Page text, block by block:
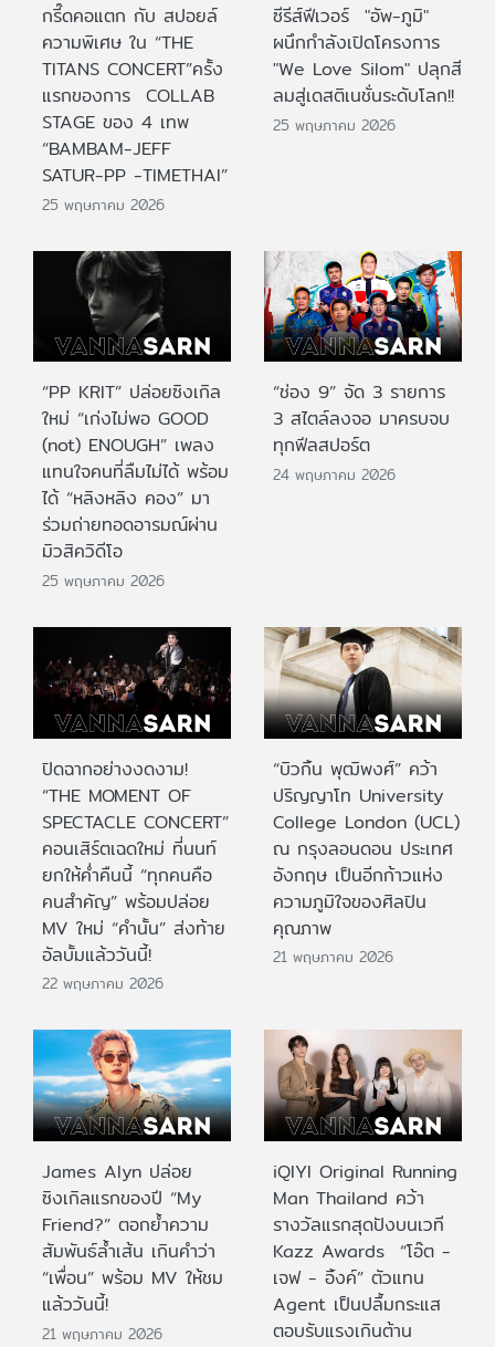
กรี๊ดคอแตก กับ สปอยล์
ความพิเศษ ใน “THE
TITANS CONCERT”ครั้ง
แรกของการ COLLAB
STAGE ของ 4 เทพ
“BAMBAM-JEFF
SATUR-PP -TIMETHAI”
25 พฤษภาคม 2026
ซีรีส์ฟีเวอร์ "อัพ-ภูมิ"
ผนึกกำลังเปิดโครงการ
"We Love Silom" ปลุกสี
ลมสู่เดสติเนชั่นระดับโลก!!
25 พฤษภาคม 2026
“PP KRIT” ปล่อยซิงเกิล
ใหม่ “เก่งไม่พอ GOOD
(not) ENOUGH” เพลง
แทนใจคนที่ลืมไม่ได้ พร้อม
ได้ “หลิงหลิง คอง” มา
ร่วมถ่ายทอดอารมณ์ผ่าน
มิวสิควิดีโอ
25 พฤษภาคม 2026
“ช่อง 9” จัด 3 รายการ
3 สไตล์ลงจอ มาครบจบ
ทุกฟีลสปอร์ต
24 พฤษภาคม 2026
ปิดฉากอย่างงดงาม!
“THE MOMENT OF
SPECTACLE CONCERT”
คอนเสิร์ตเฉดใหม่ ที่นนท์
ยกให้ค่ำคืนนี้ “ทุกคนคือ
คนสำคัญ” พร้อมปล่อย
MV ใหม่ “คำนั้น” ส่งท้าย
อัลบั้มแล้ววันนี้!
22 พฤษภาคม 2026
“บิวกิ้น พุฒิพงศ์” คว้า
ปริญญาโท University
College London (UCL)
ณ กรุงลอนดอน ประเทศ
อังกฤษ เป็นอีกก้าวแห่ง
ความภูมิใจของศิลปิน
คุณภาพ
21 พฤษภาคม 2026
James Alyn ปล่อย
ซิงเกิลแรกของปี “My
Friend?” ตอกย้ำความ
สัมพันธ์ล้ำเส้น เกินคำว่า
“เพื่อน” พร้อม MV ให้ชม
แล้ววันนี้!
21 พฤษภาคม 2026
iQIYI Original Running
Man Thailand คว้า
รางวัลแรกสุดปังบนเวที
Kazz Awards “โอ๊ต -
เจฟ - อิ้งค์” ตัวแทน
Agent เป็นปลื้มกระแส
ตอบรับแรงเกินต้าน